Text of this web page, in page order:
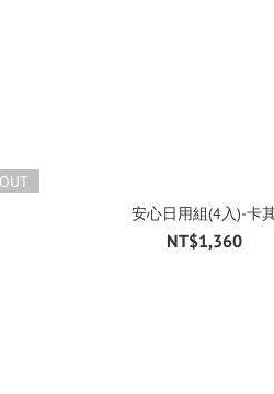
安心日用組(4入)-卡
NT$1,360